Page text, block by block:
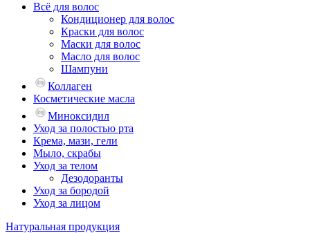
Всё для волос
Кондиционер для волос
Краски для волос
Маски для волос
Масло для волос
Шампуни
Коллаген
Косметические масла
Миноксидил
Уход за полостью рта
Крема, мази, гели
Мыло, скрабы
Уход за телом
Дезодоранты
Уход за бородой
Уход за лицом
Натуральная продукция